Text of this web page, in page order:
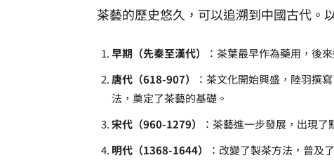
茶藝的歷史悠久，可以追溯到中國古代。
早期（先秦至漢代）
：茶葉最早作為藥用，後
唐代（618-907）
：茶文化開始興盛，陸羽撰
法，奠定了茶藝的基礎。
宋代（960-1279）
：茶藝進一步發展，出現
明代（1368-1644）
：改變了製茶方法，普及